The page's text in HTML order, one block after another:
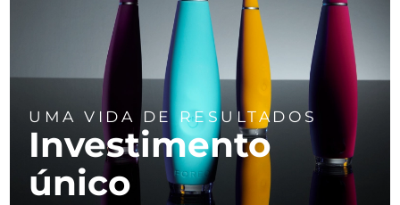
UMA VIDA DE RESULTADOS
Investimento
único